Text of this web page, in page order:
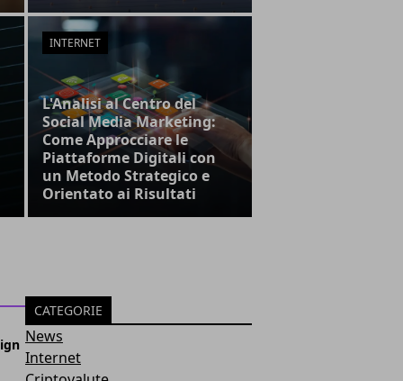
INTERNET
L'Analisi al Centro del
Social Media Marketing:
Come Approcciare le
Piattaforme Digitali con
un Metodo Strategico e
Orientato ai Risultati
CATEGORIE
News
Internet